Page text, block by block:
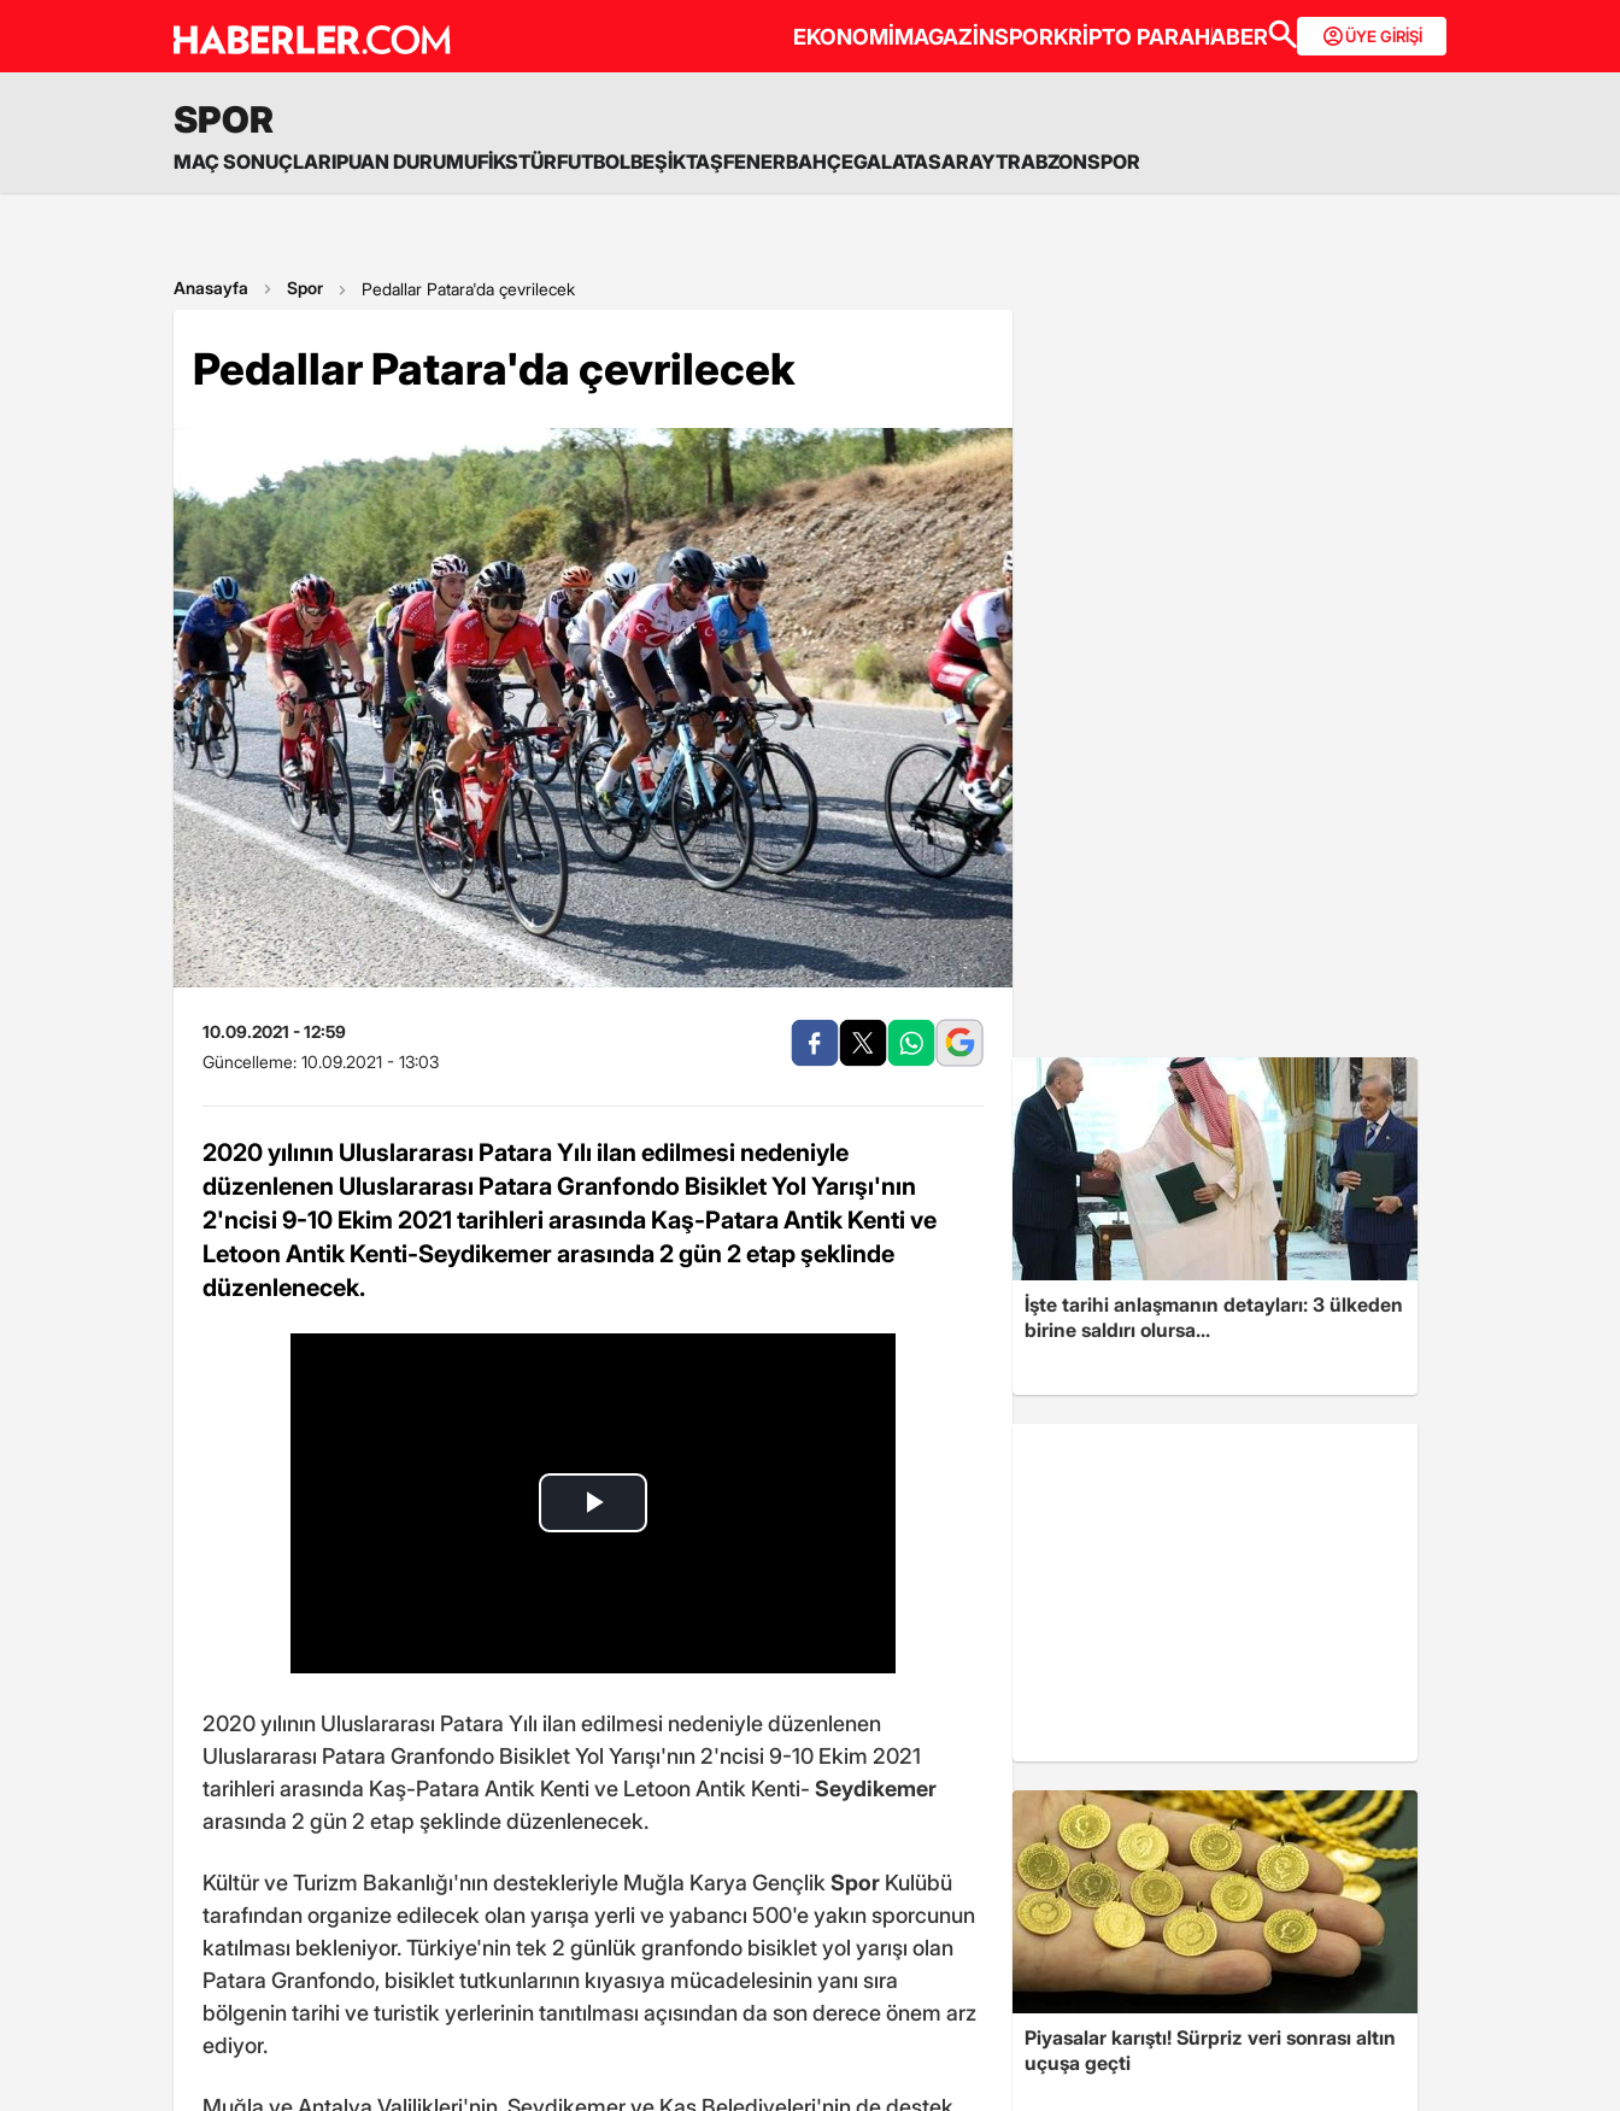
EKONOMİMAGAZİNSPORKRİPTO PARAHABER ÜYE GİRİŞİ
SPOR
MAÇ SONUÇLARIPUAN DURUMUFİKSTÜRFUTBOLBEŞİKTAŞFENERBAHÇEGALATASARAYTRABZONSPOR
Anasayfa Spor Pedallar Patara'da çevrilecek
Pedallar Patara'da çevrilecek
10.09.2021 - 12:59
Güncelleme: 10.09.2021 - 13:03
2020 yılının Uluslararası Patara Yılı ilan edilmesi nedeniyle
düzenlenen Uluslararası Patara Granfondo Bisiklet Yol Yarışı'nın
2'ncisi 9-10 Ekim 2021 tarihleri arasında Kaş-Patara Antik Kenti ve
Letoon Antik Kenti-Seydikemer arasında 2 gün 2 etap şeklinde
düzenlenecek.
2020 yılının Uluslararası Patara Yılı ilan edilmesi nedeniyle düzenlenen
Uluslararası Patara Granfondo Bisiklet Yol Yarışı'nın 2'ncisi 9-10 Ekim 2021
tarihleri arasında Kaş-Patara Antik Kenti ve Letoon Antik Kenti- Seydikemer
arasında 2 gün 2 etap şeklinde düzenlenecek.
Kültür ve Turizm Bakanlığı'nın destekleriyle Muğla Karya Gençlik Spor Kulübü
tarafından organize edilecek olan yarışa yerli ve yabancı 500'e yakın sporcunun
katılması bekleniyor. Türkiye'nin tek 2 günlük granfondo bisiklet yol yarışı olan
Patara Granfondo, bisiklet tutkunlarının kıyasıya mücadelesinin yanı sıra
bölgenin tarihi ve turistik yerlerinin tanıtılması açısından da son derece önem arz
ediyor.
İşte tarihi anlaşmanın detayları: 3 ülkeden
birine saldırı olursa...
Piyasalar karıştı! Sürpriz veri sonrası altın
uçuşa geçti